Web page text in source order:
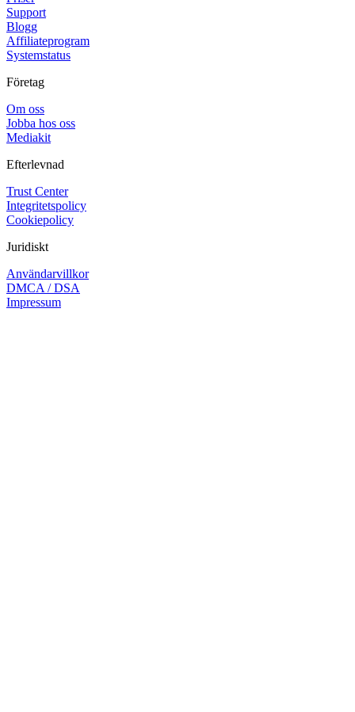
Support
Blogg
Affiliateprogram
Systemstatus
Företag
Om oss
Jobba hos oss
Mediakit
Efterlevnad
Trust Center
Integritetspolicy
Cookiepolicy
Juridiskt
Användarvillkor
DMCA / DSA
Impressum